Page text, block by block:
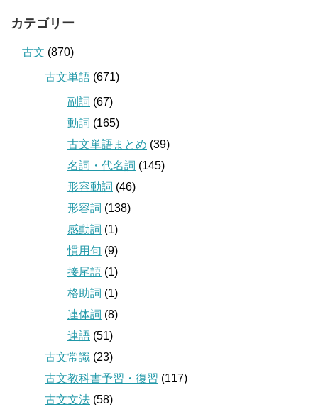
カテゴリー
古文 (870)
古文単語 (671)
副詞 (67)
動詞 (165)
古文単語まとめ (39)
名詞・代名詞 (145)
形容動詞 (46)
形容詞 (138)
感動詞 (1)
慣用句 (9)
接尾語 (1)
格助詞 (1)
連体詞 (8)
連語 (51)
古文常識 (23)
古文教科書予習・復習 (117)
古文文法 (58)